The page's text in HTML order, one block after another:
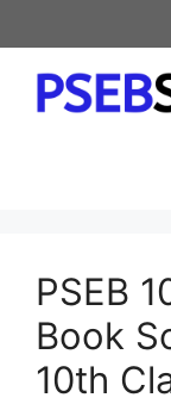
to
content
PSEB
Book
10th